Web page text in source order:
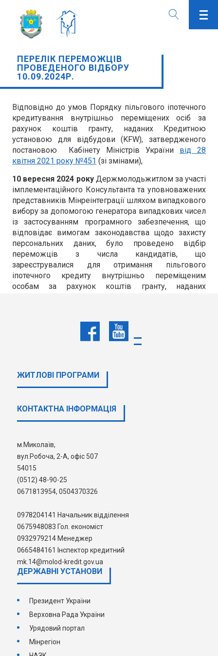
ПЕРЕЛІК ПЕРЕМОЖЦІВ
ПРОВЕДЕНОГО ВІДБОРУ
10.09.2024Р.
Відповідно до умов Порядку пільгового іпотечного
кредитування внутрішньо переміщених осіб за
рахунок коштів гранту, наданих Кредитною
установою для відбудови (KFW), затвердженого
постановою Кабінету Міністрів України від 28
квітня 2021 року №451 (зі змінами),
10 вересня 2024 рокуДержмолодьжитлом за участі
імплементаційного Консультанта та уповноважених
представників Мінреінтеграції шляхом випадкового
вибору за допомогою генератора випадкових чисел
із застосуванням програмного забезпечення, що
відповідає вимогам законодавства щодо захисту
персональних даних, було проведено відбір
переможців з числа кандидатів, що
зареєструвалися для отримання пільгового
іпотечного кредиту внутрішньо переміщеним
особам за рахунок коштів гранту, наданих
повідомляємо про перелік переможців.
Перелік переможців
необхідність подання заяви про надання кредиту
іпотечного кредитування внутрішньо переміщених
осіб за рахунок коштів гранту, наданих Кредитною
2021 року № 451
Консультацію можна отримати за номером
0665484161 (Тетяна Олександрівна) або
звернувшись на електронну адресу: mk.14@molod-
kredit.gov.ua
ЖИТЛОВІ ПРОГРАМИ
КОНТАКТНА ІНФОРМАЦІЯ
м.Миколаїв,
вул.Робоча, 2-А, офіс 507
54015
(0512) 48-90-25
0671813954, 0504370326
0978204141 Начальник відділення
0675948083 Гол. економіст
0932979214 Менеджер
0665484161 Інспектор кредитний
mk.14@molod-kredit.gov.ua
ДЕРЖАВНI УСТАНОВИ
Президент України
Верховна Рада України
Урядовий портал
Мінрегіон